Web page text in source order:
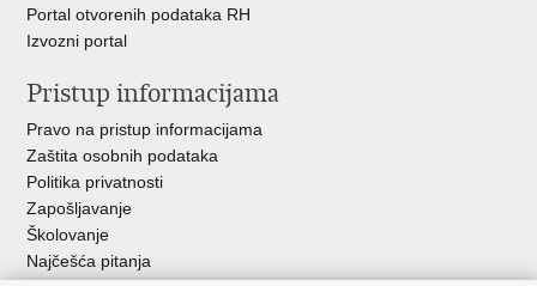
Portal otvorenih podataka RH
Izvozni portal
Pristup informacijama
Pravo na pristup informacijama
Zaštita osobnih podataka
Politika privatnosti
Zapošljavanje
Školovanje
Najčešća pitanja